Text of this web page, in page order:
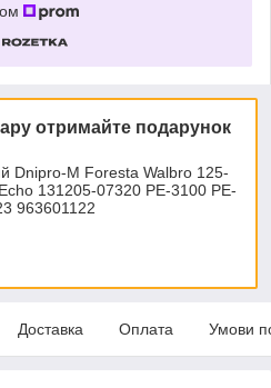
отримайте подарунок
Dnipro-M Foresta Walbro 125-
131205-07320 PE-3100 PE-
963601122
Доставка Оплата Умови